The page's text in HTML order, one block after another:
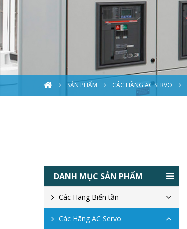
SẢN PHẨM CÁC HÃNG AC SERVO
DANH MỤC SẢN PHẨM
Các Hãng Biến tần
Các Hãng AC Servo